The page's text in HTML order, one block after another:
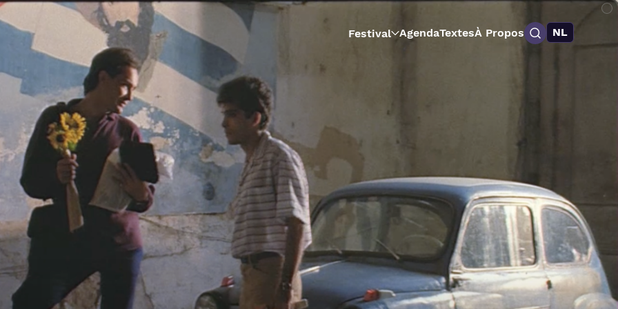
Festival AgendaTextesÀ Propos NL